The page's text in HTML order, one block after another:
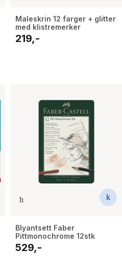
Maleskrin 12 farger + glitter
med klistremerker
219,-
Blyantsett Faber
Pittmonochrome 12stk
529,-